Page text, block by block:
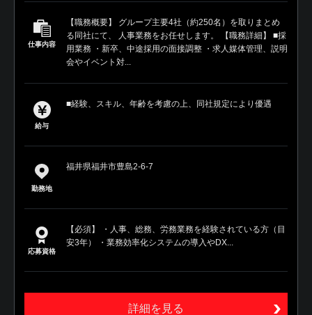
仕事内容
【職務概要】 グループ主要4社（約250名）を取りまとめ
る同社にて、 人事業務をお任せします。 【職務詳細】 ■採
用業務 ・新卒、中途採用の面接調整 ・求人媒体管理、説明
会やイベント対...
給与
■経験、スキル、年齢を考慮の上、同社規定により優遇
勤務地
福井県福井市豊島2-6-7
応募資格
【必須】 ・人事、総務、労務業務を経験されている方（目
安3年） ・業務効率化システムの導入やDX...
詳細を見る